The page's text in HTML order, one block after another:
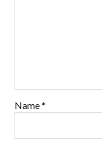
Name*